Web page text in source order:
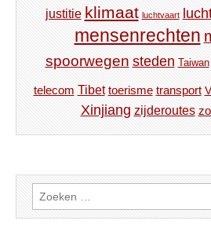
justitie klimaat luchtvaart
mensenrechten
spoorwegen steden Taiwan
telecom Tibet toerisme transport
Xinjiang zijderoutes
Zoeken
naar: